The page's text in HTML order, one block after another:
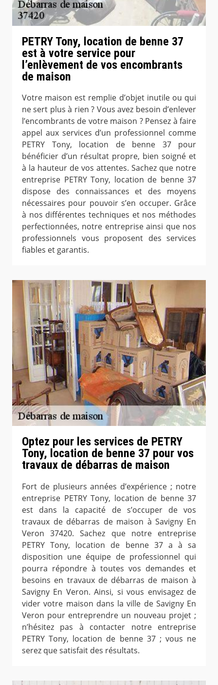
PETRY Tony, location de benne 37
est à votre service pour
l’enlèvement de vos encombrants
de maison
Votre maison est remplie d’objet inutile ou qui
ne sert plus à rien ? Vous avez besoin d’enlever
l’encombrants de votre maison ? Pensez à faire
appel aux services d’un professionnel comme
PETRY Tony, location de benne 37 pour
bénéficier d’un résultat propre, bien soigné et
à la hauteur de vos attentes. Sachez que notre
entreprise PETRY Tony, location de benne 37
dispose des connaissances et des moyens
nécessaires pour pouvoir s’en occuper. Grâce
à nos différentes techniques et nos méthodes
perfectionnées, notre entreprise ainsi que nos
professionnels vous proposent des services
fiables et garantis.
Optez pour les services de PETRY
Tony, location de benne 37 pour vos
travaux de débarras de maison
Fort de plusieurs années d’expérience ; notre
entreprise PETRY Tony, location de benne 37
est dans la capacité de s’occuper de vos
travaux de débarras de maison à Savigny En
Veron 37420. Sachez que notre entreprise
PETRY Tony, location de benne 37 a à sa
disposition une équipe de professionnel qui
pourra répondre à toutes vos demandes et
besoins en travaux de débarras de maison à
Savigny En Veron. Ainsi, si vous envisagez de
vider votre maison dans la ville de Savigny En
Veron pour entreprendre un nouveau projet ;
n’hésitez pas à contacter notre entreprise
PETRY Tony, location de benne 37 ; vous ne
serez que satisfait des résultats.